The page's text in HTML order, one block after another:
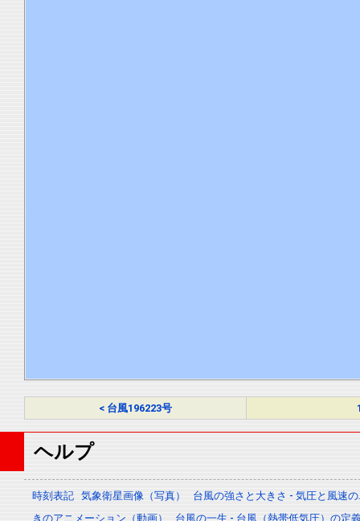
< 台風196223号
ヘルプ
時刻表記 気象衛星画像（写真）
台風の強さと大きさ - 気圧と風速
きのアニメーション（動画）
台風の一生 - 台風（熱帯低気圧）の定